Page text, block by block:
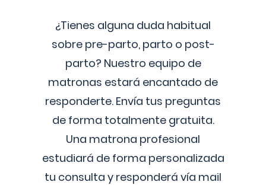
¿Tienes alguna duda habitual
sobre pre-parto, parto o post-
parto? Nuestro equipo de
matronas estará encantado de
responderte. Envía tus preguntas
de forma totalmente gratuita.
Una matrona profesional
estudiará de forma personalizada
tu consulta y responderá vía mail